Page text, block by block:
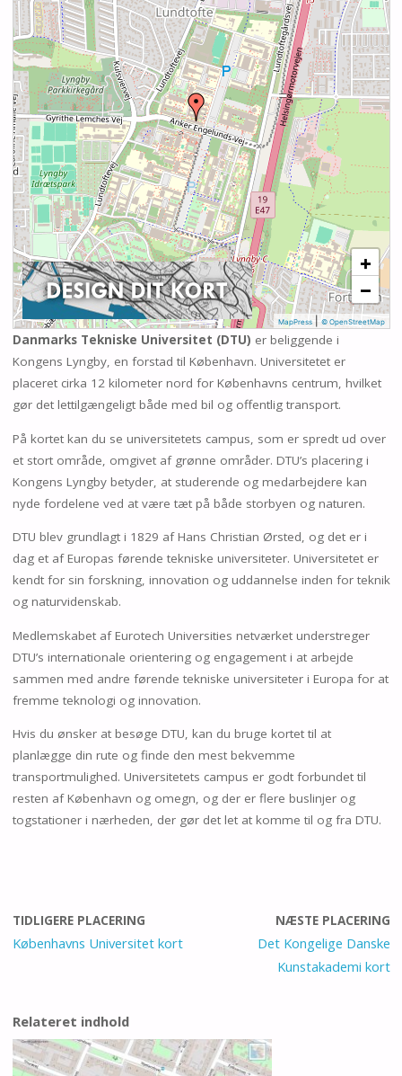
+
−
MapPress| © OpenStreetMap
Danmarks Tekniske Universitet (DTU) er beliggende i
Kongens Lyngby, en forstad til København. Universitetet er
placeret cirka 12 kilometer nord for Københavns centrum, hvilket
gør det lettilgængeligt både med bil og offentlig transport.
På kortet kan du se universitetets campus, som er spredt ud over
et stort område, omgivet af grønne områder. DTU’s placering i
Kongens Lyngby betyder, at studerende og medarbejdere kan
nyde fordelene ved at være tæt på både storbyen og naturen.
DTU blev grundlagt i 1829 af Hans Christian Ørsted, og det er i
dag et af Europas førende tekniske universiteter. Universitetet er
kendt for sin forskning, innovation og uddannelse inden for teknik
og naturvidenskab.
Medlemskabet af Eurotech Universities netværket understreger
DTU’s internationale orientering og engagement i at arbejde
sammen med andre førende tekniske universiteter i Europa for at
fremme teknologi og innovation.
Hvis du ønsker at besøge DTU, kan du bruge kortet til at
planlægge din rute og finde den mest bekvemme
transportmulighed. Universitetets campus er godt forbundet til
resten af København og omegn, og der er flere buslinjer og
togstationer i nærheden, der gør det let at komme til og fra DTU.
TIDLIGERE PLACERING
Københavns Universitet kort
NÆSTE PLACERING
Det Kongelige Danske
Kunstakademi kort
Relateret indhold